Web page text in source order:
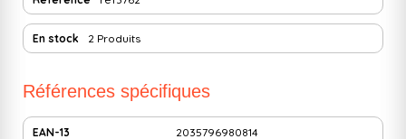
En stock 2 Produits
Références spécifiques
EAN-13 2035796980814